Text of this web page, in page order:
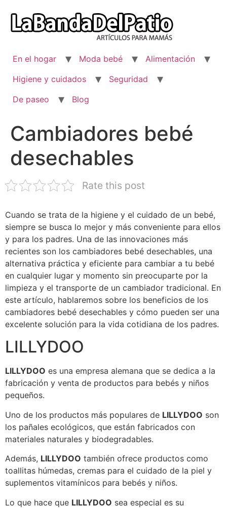
contenido
En el hogar Moda bebé
Alimentación
Higiene y cuidados
Seguridad
De paseo
Blog
Cambiadores bebé
desechables
Rate this post
Cuando se trata de la higiene y el cuidado de un bebé,
siempre se busca lo mejor y más conveniente para ellos
y para los padres. Una de las innovaciones más
recientes son los cambiadores bebé desechables, una
alternativa práctica y eficiente para cambiar a tu bebé
en cualquier lugar y momento sin preocuparte por la
limpieza y el transporte de un cambiador tradicional. En
este artículo, hablaremos sobre los beneficios de los
cambiadores bebé desechables y cómo pueden ser una
excelente solución para la vida cotidiana de los padres.
LILLYDOO
LILLYDOO es una empresa alemana que se dedica a la
fabricación y venta de productos para bebés y niños
pequeños.
Uno de los productos más populares de LILLYDOO son
los pañales ecológicos, que están fabricados con
materiales naturales y biodegradables.
Además, LILLYDOO también ofrece productos como
toallitas húmedas, cremas para el cuidado de la piel y
suplementos vitamínicos para bebés y niños.
Lo que hace que LILLYDOO sea especial es su